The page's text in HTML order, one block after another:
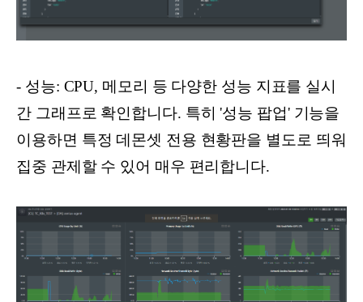
- 성능: CPU, 메모리 등 다양한 성능 지표를 실시
간 그래프로 확인합니다. 특히 '성능 팝업' 기능을
이용하면 특정 데몬셋 전용 현황판을 별도로 띄워
집중 관제할 수 있어 매우 편리합니다.